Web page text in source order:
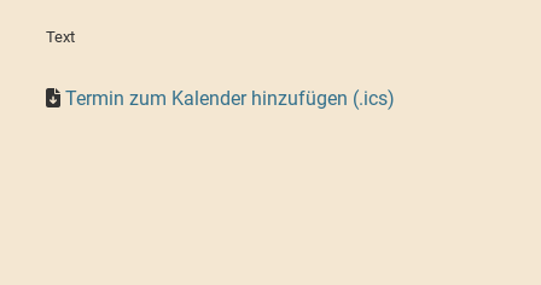
Text
Termin zum Kalender hinzufügen (.ics)